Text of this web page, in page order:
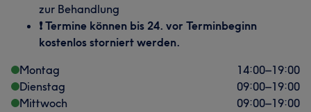
zur Behandlung
❗ Termine können bis 24. vor Terminbeginn
kostenlos storniert werden.
Montag
14:00–19:00
Dienstag
09:00–19:00
Mittwoch
09:00–19:00